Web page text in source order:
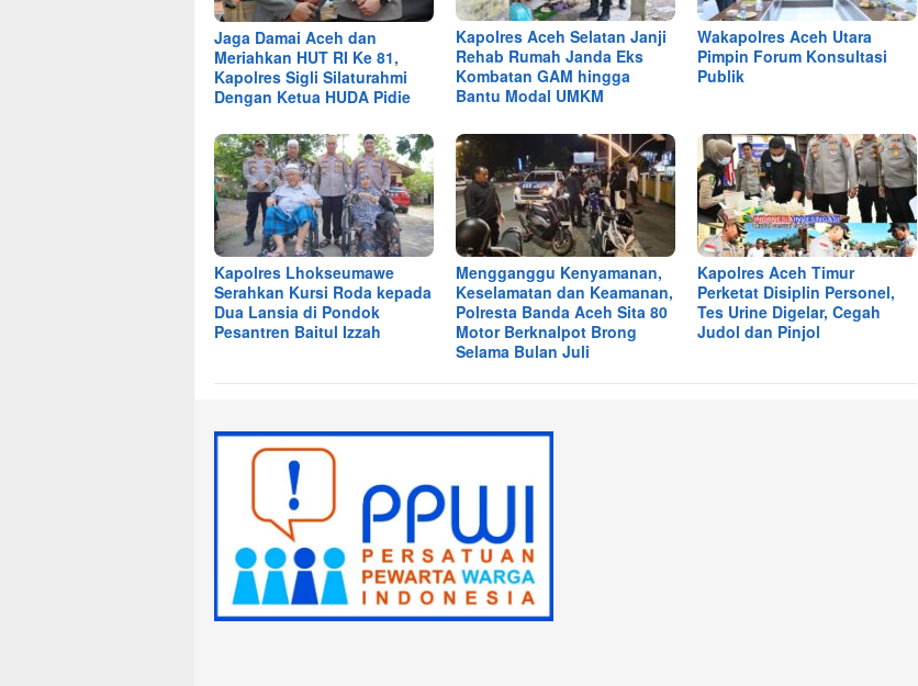
Jaga Damai Aceh dan
Meriahkan HUT RI Ke 81,
Kapolres Sigli Silaturahmi
Dengan Ketua HUDA Pidie
Kapolres Aceh Selatan Janji
Rehab Rumah Janda Eks
Kombatan GAM hingga
Bantu Modal UMKM
Wakapolres Aceh Utara
Pimpin Forum Konsultasi
Publik
Kapolres Lhokseumawe
Serahkan Kursi Roda kepada
Dua Lansia di Pondok
Pesantren Baitul Izzah
Mengganggu Kenyamanan,
Keselamatan dan Keamanan,
Polresta Banda Aceh Sita 80
Motor Berknalpot Brong
Selama Bulan Juli
Kapolres Aceh Timur
Perketat Disiplin Personel,
Tes Urine Digelar, Cegah
Judol dan Pinjol